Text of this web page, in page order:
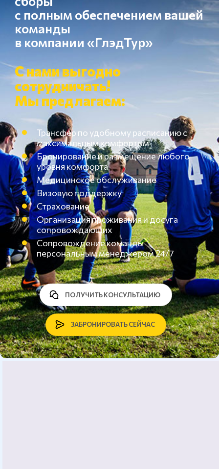
с полным обеспечением вашей
команды
в компании «ГлэдТур»
С нами выгодно
сотрудничать!
Мы предлагаем:
Трансфер по удобному расписанию с
максимальным комфортом
Бронирование и размещение любого
уровня комфорта
Медицинское обслуживание
Визовую поддержку
Страхование
Организация проживания и досуга
сопровождающих
Сопровождение команды
персональным менеджером 24/7
ЗАБРОНИРОВАТЬ СЕЙЧАС
ПОЛУЧИТЬ КОНСУЛЬТАЦИЮ